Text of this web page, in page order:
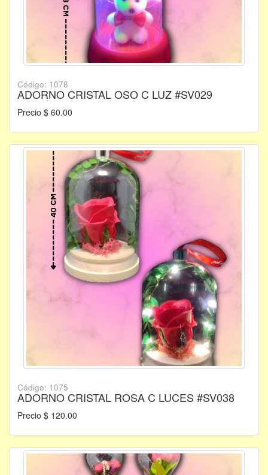
Código: 1078
ADORNO CRISTAL OSO C LUZ #SV029
Precio $ 60.00
Código: 1075
ADORNO CRISTAL ROSA C LUCES #SV038
Precio $ 120.00